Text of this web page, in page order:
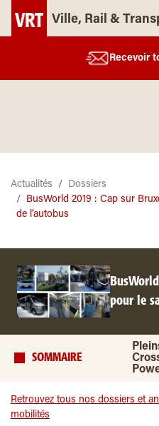
Ville, Rail &
Recevoir
Actualités
Dossiers
BusWorld 2019 : Cap sur
de l’autobus
pour le
SOMMAIRE
Retrouvez tous nos dossiers et
mobilités